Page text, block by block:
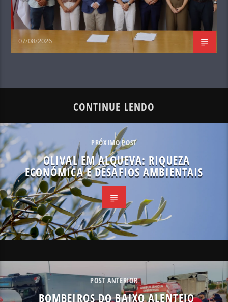
07/08/2026
CONTINUE LENDO
PRÓXIMO POST
OLIVAL EM ALQUEVA: RIQUEZA
ECONÓMICA E DESAFIOS AMBIENTAIS
POST ANTERIOR
BOMBEIROS DO BAIXO ALENTEJO